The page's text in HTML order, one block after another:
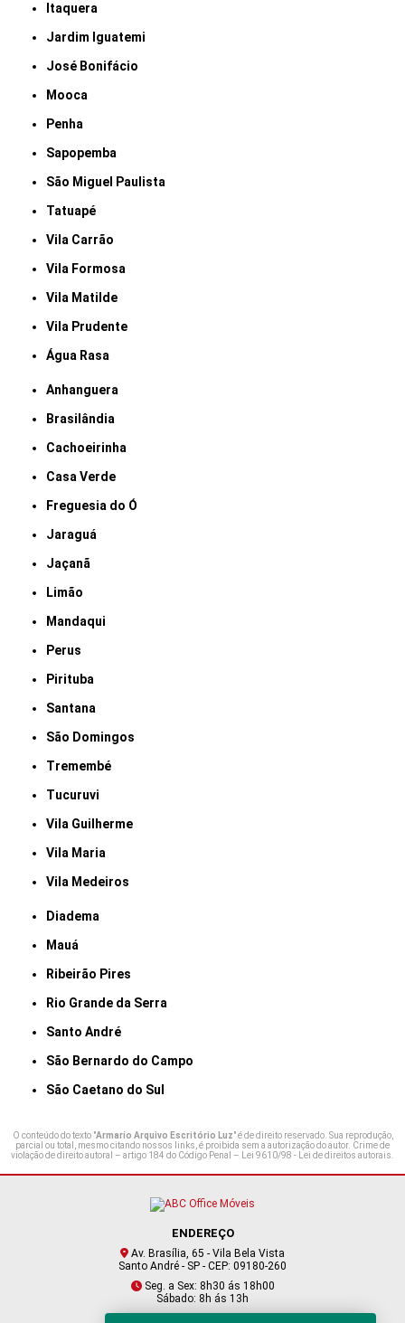
Itaquera
Jardim Iguatemi
José Bonifácio
Mooca
Penha
Sapopemba
São Miguel Paulista
Tatuapé
Vila Carrão
Vila Formosa
Vila Matilde
Vila Prudente
Água Rasa
Anhanguera
Brasilândia
Cachoeirinha
Casa Verde
Freguesia do Ó
Jaraguá
Jaçanã
Limão
Mandaqui
Perus
Pirituba
Santana
São Domingos
Tremembé
Tucuruvi
Vila Guilherme
Vila Maria
Vila Medeiros
Diadema
Mauá
Ribeirão Pires
Rio Grande da Serra
Santo André
São Bernardo do Campo
São Caetano do Sul
O conteúdo do texto "Armario Arquivo Escritório Luz" é de direito reservado. Sua reprodução,
parcial ou total, mesmo citando nossos links, é proibida sem a autorização do autor. Crime de
violação de direito autoral – artigo 184 do Código Penal – Lei 9610/98 - Lei de direitos autorais.
ENDEREÇO
Av. Brasília, 65 - Vila Bela Vista
Santo André - SP - CEP: 09180-260
Seg. a Sex: 8h30 ás 18h00
Sábado: 8h ás 13h